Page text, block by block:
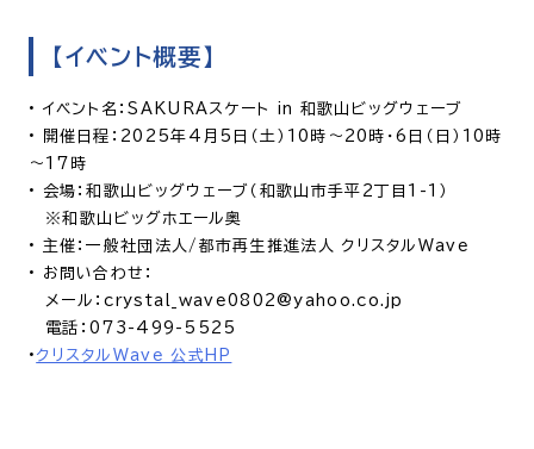
【イベント概要】
•
イベント名：SAKURAスケート in 和歌山ビッグウェーブ
•
開催日程：2025年4月5日（土）10時～20時・6日（日）10時
～17時
•
会場：和歌山ビッグウェーブ（和歌山市手平2丁目1-1）
※和歌山ビッグホエール奥
•
主催：一般社団法人/都市再生推進法人 クリスタルWave
•
お問い合わせ：
メール：crystal_wave0802@yahoo.co.jp
電話：073-499-5525
• クリスタルWave 公式HP